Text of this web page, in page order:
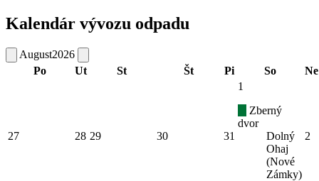
Kalendár vývozu odpadu
August2026
Po
Ut St Št Pi So Ne
27 28 29 30 31
1
Zberný
dvor
Dolný
Ohaj
(Nové
Zámky)
2